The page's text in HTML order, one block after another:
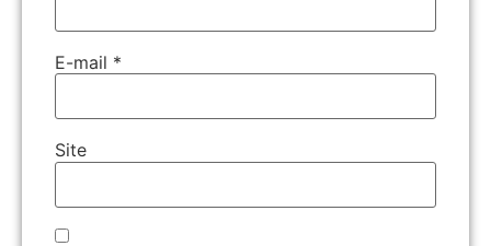
E-mail *
Site